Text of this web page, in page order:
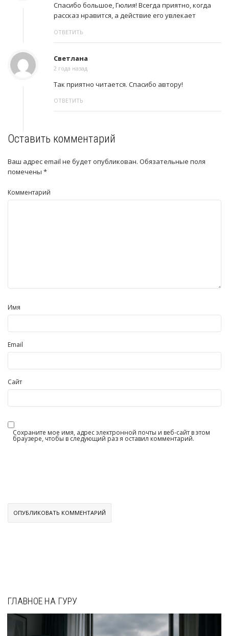
Спасибо большое, Гюлия! Всегда приятно, когда
рассказ нравится, а действие его увлекает
ОТВЕТИТЬ
Светлана
2 года назад
Так приятно читается. Спасибо автору!
ОТВЕТИТЬ
Оставить комментарий
Ваш адрес email не будет опубликован. Обязательные поля
помечены *
Комментарий
Имя
Email
Сайт
Сохраните мое имя, адрес электронной почты и веб-сайт в этом
браузере, чтобы в следующий раз я оставил комментарий.
ГЛАВНОЕ НА ГУРУ